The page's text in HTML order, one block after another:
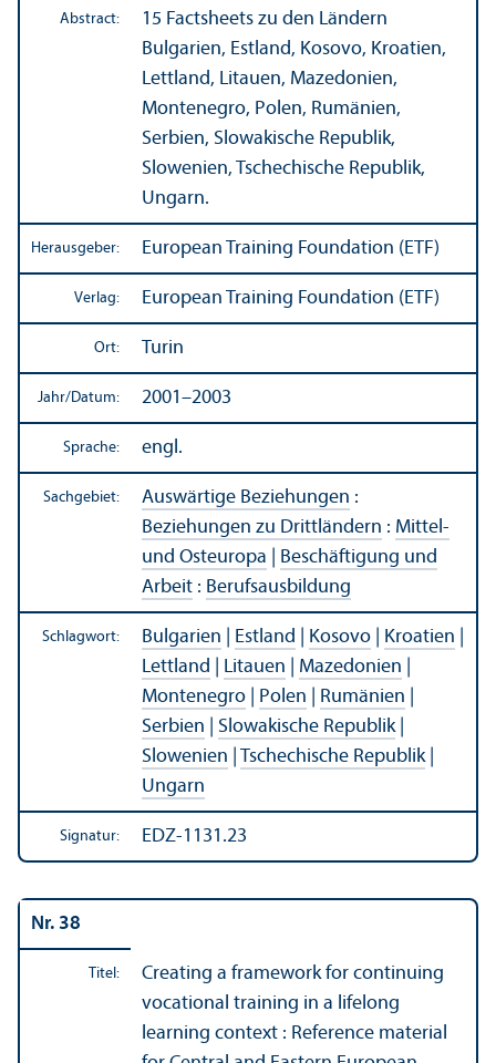
Abstract:
15 Factsheets zu den Ländern
Bulgarien, Estland, Kosovo, Kroatien,
Lettland, Litauen, Mazedonien,
Montenegro, Polen, Rumänien,
Serbien, Slowakische Republik,
Slowenien, Tschechische Republik,
Ungarn.
Herausgeber: European Training Foundation (ETF)
Verlag: European Training Foundation (ETF)
Ort: Turin
Jahr/Datum: 2001–2003
Sprache: engl.
Sachgebiet: Auswärtige Beziehungen :
Beziehungen zu Drittländern : Mittel-
und Osteuropa
Beschäftigung und
Arbeit : Berufsausbildung
Schlagwort: Bulgarien Estland Kosovo Kroatien
Lettland
Litauen Mazedonien
Montenegro
Polen Rumänien
Serbien
Slowakische Republik|
Slowenien
Tschechische Republik|
Ungarn
Signatur: EDZ-1131.23
Nr. 38
Titel:
Creating a framework for continuing
vocational training in a lifelong
learning context : Reference material